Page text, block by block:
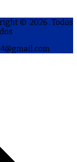
© 2026 . Todos